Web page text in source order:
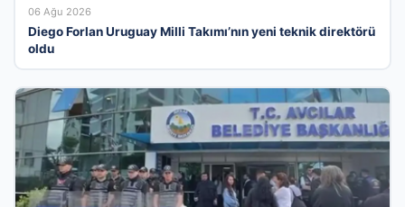
06 Ağu 2026
Diego Forlan Uruguay Milli Takımı’nın yeni teknik direktörü
oldu